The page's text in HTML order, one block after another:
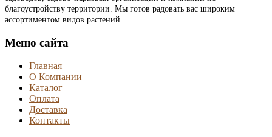
благоустройству территории. Мы готов радовать вас широким
ассортиментом видов растений.
Меню сайта
Главная
О Компании
Каталог
Оплата
Доставка
Контакты